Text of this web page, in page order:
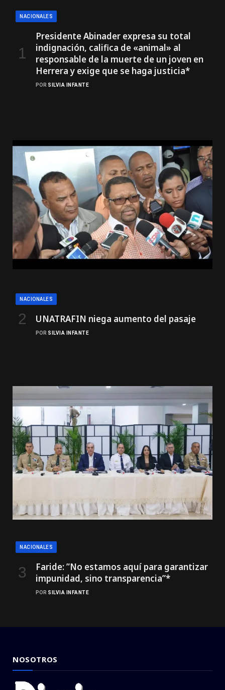
NACIONALES
Presidente Abinader expresa su total
indignación, califica de «animal» al
responsable de la muerte de un joven en
Herrera y exige que se haga justicia*
POR SILVIA INFANTE
NACIONALES
UNATRAFIN niega aumento del pasaje
POR SILVIA INFANTE
NACIONALES
Faride: ”No estamos aquí para garantizar
impunidad, sino transparencia”*
POR SILVIA INFANTE
NOSOTROS